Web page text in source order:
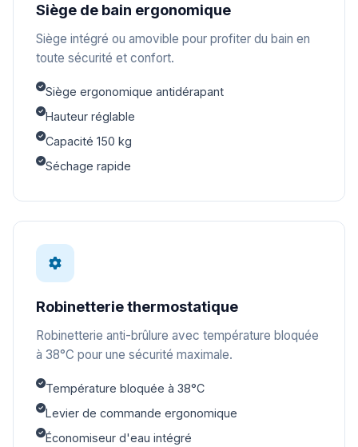
Siège de bain ergonomique
Siège intégré ou amovible pour profiter du bain en
toute sécurité et confort.
Siège ergonomique antidérapant
Hauteur réglable
Capacité 150 kg
Séchage rapide
Robinetterie thermostatique
Robinetterie anti-brûlure avec température bloquée
à 38°C pour une sécurité maximale.
Température bloquée à 38°C
Levier de commande ergonomique
Économiseur d'eau intégré